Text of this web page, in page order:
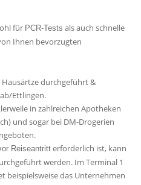
für PCR-Tests als auch schnelle
Ihnen bevorzugten
Hausärtze durchgeführt &
Ettlingen.
in zahlreichen Apotheken
und sogar bei DM-Drogerien
Reiseantritt erforderlich ist, kann
werden. Im Terminal 1
beispielsweise das Unternehmen